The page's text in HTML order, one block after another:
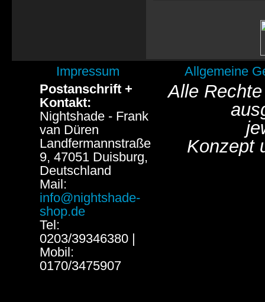
Impressum
Allgemeine
Postanschrift +
Kontakt:
Nightshade - Frank
van Düren
Landfermannstraße
9, 47051 Duisburg,
Deutschland
Mail:
info@nightshade-
shop.de
Tel:
0203/39346380 |
Mobil:
0170/3475907
Alle
Konzept